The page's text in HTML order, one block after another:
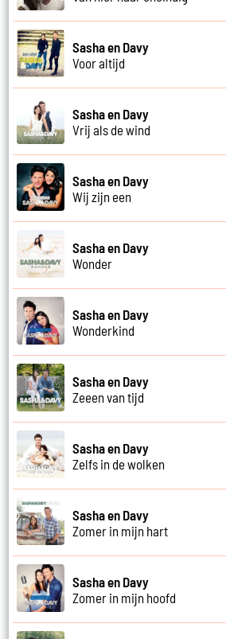
Sasha en Davy
Voor altijd
Sasha en Davy
Vrij als de wind
Sasha en Davy
Wij zijn een
Sasha en Davy
Wonder
Sasha en Davy
Wonderkind
Sasha en Davy
Zeeen van tijd
Sasha en Davy
Zelfs in de wolken
Sasha en Davy
Zomer in mijn hart
Sasha en Davy
Zomer in mijn hoofd